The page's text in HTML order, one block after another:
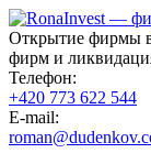
Открытие фирмы
фирм и
Телефон:
+420 773 622 544
E-mail: